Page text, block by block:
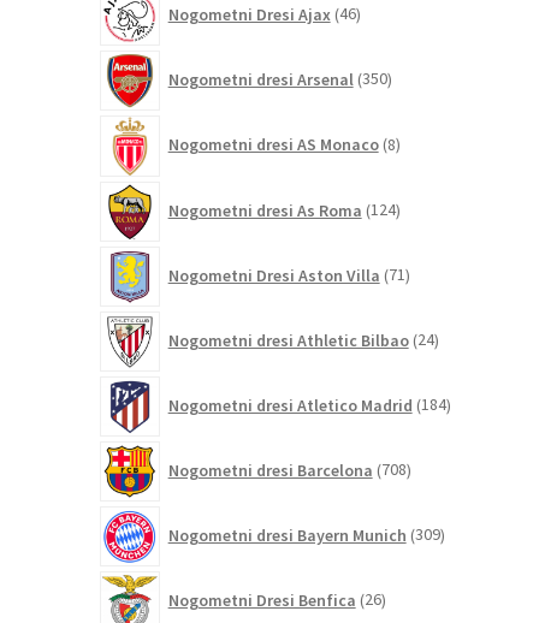
Nogometni Dresi Ajax 46izdelkov
Nogometni dresi Arsenal 350izdelkov
Nogometni dresi AS Monaco 8izdelkov
Nogometni dresi As Roma 124izdelkov
Nogometni Dresi Aston Villa 71izdelkov
Nogometni dresi Athletic Bilbao 24izdelkov
Nogometni dresi Atletico Madrid 184izdelkov
Nogometni dresi Barcelona 708izdelkov
Nogometni dresi Bayern Munich 309izdelkov
Nogometni Dresi Benfica 26izdelkov